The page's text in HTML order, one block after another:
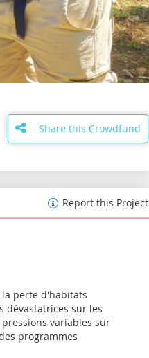
Share this Crowdfund
Report this Project
perte d'habitats
dévastatrices sur les
variables sur
programmes